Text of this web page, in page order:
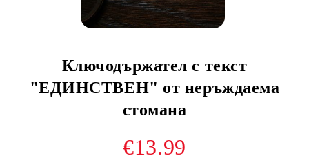
Ключодържател с текст
"ЕДИНСТВЕН" от неръждаема
стомана
€13.99